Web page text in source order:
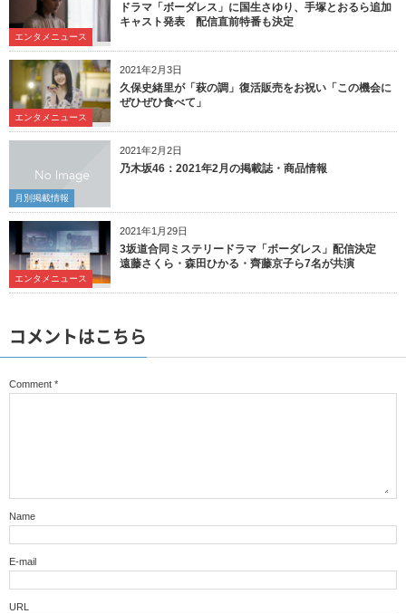
エンタメニュース
ドラマ「ボーダレス」に国生さゆり、手塚とおるら追加
キャスト発表 配信直前特番も決定
2021年2月3日
エンタメニュース
久保史緒里が「萩の調」復活販売をお祝い「この機会に
ぜひぜひ食べて」
2021年2月2日
月別掲載情報
乃木坂46：2021年2月の掲載誌・商品情報
2021年1月29日
エンタメニュース
3坂道合同ミステリードラマ「ボーダレス」配信決定
遠藤さくら・森田ひかる・齊藤京子ら7名が共演
コメントはこちら
Comment *
Name
E-mail
URL